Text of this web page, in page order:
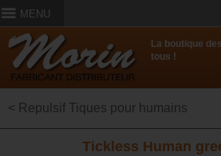
MENU
La boutique
tous !
< Repulsif Tiques pour humains
Tickless Human